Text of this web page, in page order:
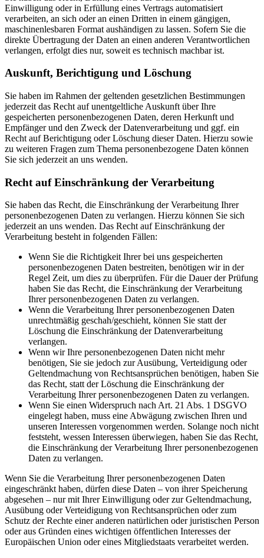
Einwilligung oder in Erfüllung eines Vertrags automatisiert
verarbeiten, an sich oder an einen Dritten in einem gängigen,
maschinenlesbaren Format aushändigen zu lassen. Sofern Sie die
direkte Übertragung der Daten an einen anderen Verantwortlichen
verlangen, erfolgt dies nur, soweit es technisch machbar ist.
Auskunft, Berichtigung und Löschung
Sie haben im Rahmen der geltenden gesetzlichen Bestimmungen
jederzeit das Recht auf unentgeltliche Auskunft über Ihre
gespeicherten personenbezogenen Daten, deren Herkunft und
Empfänger und den Zweck der Datenverarbeitung und ggf. ein
Recht auf Berichtigung oder Löschung dieser Daten. Hierzu sowie
zu weiteren Fragen zum Thema personenbezogene Daten können
Sie sich jederzeit an uns wenden.
Recht auf Einschränkung der Verarbeitung
Sie haben das Recht, die Einschränkung der Verarbeitung Ihrer
personenbezogenen Daten zu verlangen. Hierzu können Sie sich
jederzeit an uns wenden. Das Recht auf Einschränkung der
Verarbeitung besteht in folgenden Fällen:
Wenn Sie die Richtigkeit Ihrer bei uns gespeicherten
personenbezogenen Daten bestreiten, benötigen wir in der
Regel Zeit, um dies zu überprüfen. Für die Dauer der Prüfung
haben Sie das Recht, die Einschränkung der Verarbeitung
Ihrer personenbezogenen Daten zu verlangen.
Wenn die Verarbeitung Ihrer personenbezogenen Daten
unrechtmäßig geschah/geschieht, können Sie statt der
Löschung die Einschränkung der Datenverarbeitung
verlangen.
Wenn wir Ihre personenbezogenen Daten nicht mehr
benötigen, Sie sie jedoch zur Ausübung, Verteidigung oder
Geltendmachung von Rechtsansprüchen benötigen, haben Sie
das Recht, statt der Löschung die Einschränkung der
Verarbeitung Ihrer personenbezogenen Daten zu verlangen.
Wenn Sie einen Widerspruch nach Art. 21 Abs. 1 DSGVO
eingelegt haben, muss eine Abwägung zwischen Ihren und
unseren Interessen vorgenommen werden. Solange noch nicht
feststeht, wessen Interessen überwiegen, haben Sie das Recht,
die Einschränkung der Verarbeitung Ihrer personenbezogenen
Daten zu verlangen.
Wenn Sie die Verarbeitung Ihrer personenbezogenen Daten
eingeschränkt haben, dürfen diese Daten – von ihrer Speicherung
abgesehen – nur mit Ihrer Einwilligung oder zur Geltendmachung,
Ausübung oder Verteidigung von Rechtsansprüchen oder zum
Schutz der Rechte einer anderen natürlichen oder juristischen Person
oder aus Gründen eines wichtigen öffentlichen Interesses der
Europäischen Union oder eines Mitgliedstaats verarbeitet werden.